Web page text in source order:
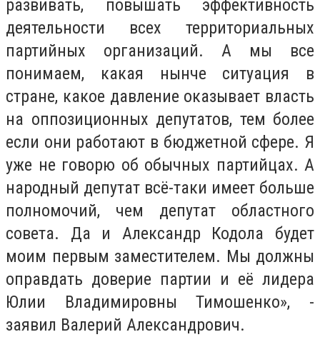
развивать, повышать эффективность
деятельности всех территориальных
партийных организаций. А мы все
понимаем, какая нынче ситуация в
стране, какое давление оказывает власть
на оппозиционных депутатов, тем более
если они работают в бюджетной сфере. Я
уже не говорю об обычных партийцах. А
народный депутат всё-таки имеет больше
полномочий, чем депутат областного
совета. Да и Александр Кодола будет
моим первым заместителем. Мы должны
оправдать доверие партии и её лидера
Юлии Владимировны Тимошенко», -
заявил Валерий Александрович.